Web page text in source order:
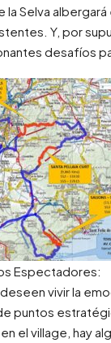
la Selva
Y, por
desafíos
Espectadores:
vivir la
puntos
el village, hay